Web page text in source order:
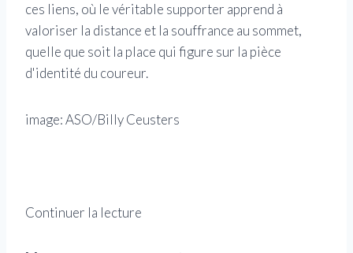
ces liens, où le véritable supporter apprend à
valoriser la distance et la souffrance au sommet,
quelle que soit la place qui figure sur la pièce
d'identité du coureur.
image:ASO/Billy Ceusters
Continuer la lecture